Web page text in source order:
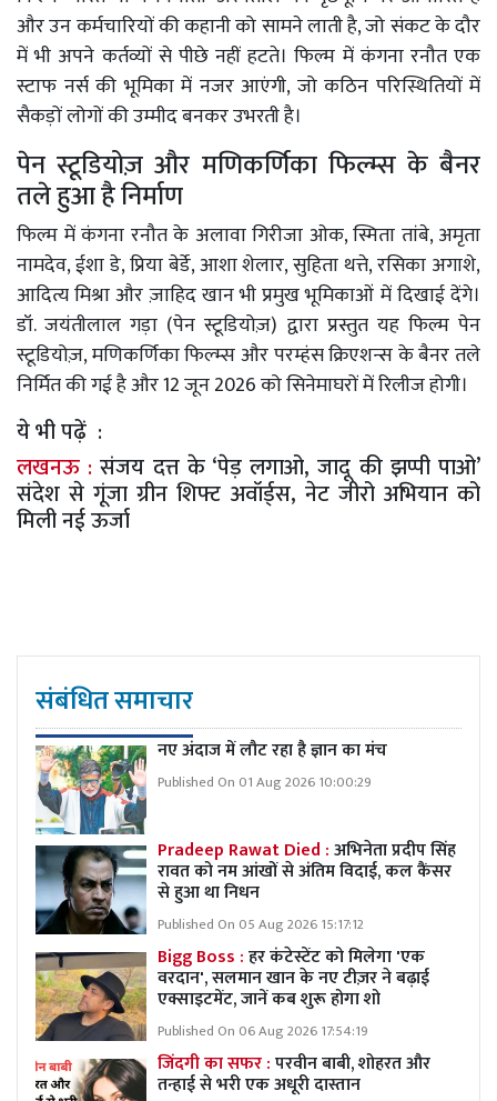
और उन कर्मचारियों की कहानी को सामने लाती है, जो संकट के दौर
में भी अपने कर्तव्यों से पीछे नहीं हटते। फिल्म में कंगना रनौत एक
स्टाफ नर्स की भूमिका में नजर आएंगी, जो कठिन परिस्थितियों में
सैकड़ों लोगों की उम्मीद बनकर उभरती है।
पेन स्टूडियोज़ और मणिकर्णिका फिल्म्स के बैनर
तले हुआ है निर्माण
फिल्म में कंगना रनौत के अलावा गिरीजा ओक, स्मिता तांबे, अमृता
नामदेव, ईशा डे, प्रिया बेर्डे, आशा शेलार, सुहिता थत्ते, रसिका अगाशे,
आदित्य मिश्रा और ज़ाहिद खान भी प्रमुख भूमिकाओं में दिखाई देंगे।
डॉ. जयंतीलाल गड़ा (पेन स्टूडियोज़) द्वारा प्रस्तुत यह फिल्म पेन
स्टूडियोज़, मणिकर्णिका फिल्म्स और परम्हंस क्रिएशन्स के बैनर तले
निर्मित की गई है और 12 जून 2026 को सिनेमाघरों में रिलीज होगी।
ये भी पढ़ें :
लखनऊ :संजय दत्त के ‘पेड़ लगाओ, जादू की झप्पी पाओ’
संदेश से गूंजा ग्रीन शिफ्ट अवॉर्ड्स, नेट जीरो अभियान को
मिली नई ऊर्जा
संबंधित समाचार
नए अंदाज में लौट रहा है ज्ञान का मंच
Published On 01 Aug 2026 10:00:29
Pradeep Rawat Died :अभिनेता प्रदीप सिंह
रावत को नम आंखों से अंतिम विदाई, कल कैंसर
से हुआ था निधन
Published On 05 Aug 2026 15:17:12
Bigg Boss :हर कंटेस्टेंट को मिलेगा 'एक
वरदान', सलमान खान के नए टीज़र ने बढ़ाई
एक्साइटमेंट, जानें कब शुरू होगा शो
Published On 06 Aug 2026 17:54:19
जिंदगी का सफर :परवीन बाबी, शोहरत और
तन्हाई से भरी एक अधूरी दास्तान